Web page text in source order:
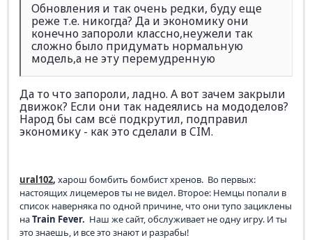
Обновления и так очень редки, буду еще
реже т.е. никогда? Да и экономику они
конечно запороли классно,неужели так
сложно было придумать нормальную
модель,а не эту перемудренную
Да то что запороли, ладно. А вот зачем закрыли
движок? Если они так надеялись на мододелов?
Народ бы сам всё подкрутил, подправил
экономику - как это сделали в CIM.
ural102, харош бомбить бомбист хренов. Во первых:
настоящих лицемеров ты не видел. Второе: Немцы попали в
список наверняка по одной причине, что они тупо зациклены
наTrain Fever. Наш же сайт, обслуживает не одну игру. И ты
это знаешь, и все это знают и разрабы!